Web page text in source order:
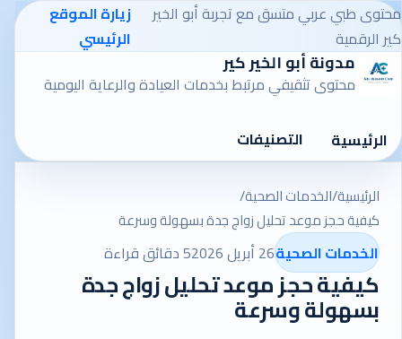
محتوى طبي عربي متسق مع تجربة أبو الخير
كير الرقمية
زيارة الموقع
الرئيسي
مدونة أبو الخير كير
محتوى تثقيفي مرتبط بخدمات العيادة والرعاية اليومية
الرئيسية التصنيفات
الرئيسية/الخدمات الصحية/
كيفية حجز موعد تحليل زواج جدة بسهولة وسرعة
الخدمات الصحية26 أبريل 2026 5 دقائق قراءة
كيفية حجز موعد تحليل زواج جدة
بسهولة وسرعة